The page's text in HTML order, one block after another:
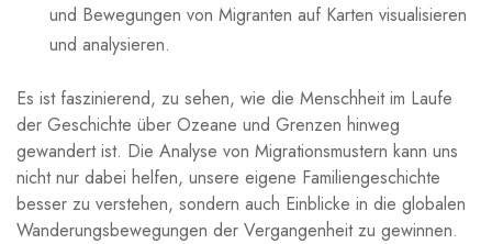
und Bewegungen von Migranten auf‌ Karten visualisieren
und⁤ analysieren.
Es ist faszinierend, zu sehen, wie ‌die⁣ Menschheit im‌ Laufe
der Geschichte über ⁣Ozeane und Grenzen⁤ hinweg
gewandert⁢ ist. Die⁢ Analyse von Migrationsmustern‍ kann⁢ uns
nicht⁤ nur dabei helfen, unsere⁤ eigene Familiengeschichte
besser zu verstehen, sondern auch⁢ Einblicke in die globalen ​
Wanderungsbewegungen ⁤der ⁢Vergangenheit ⁣zu gewinnen.